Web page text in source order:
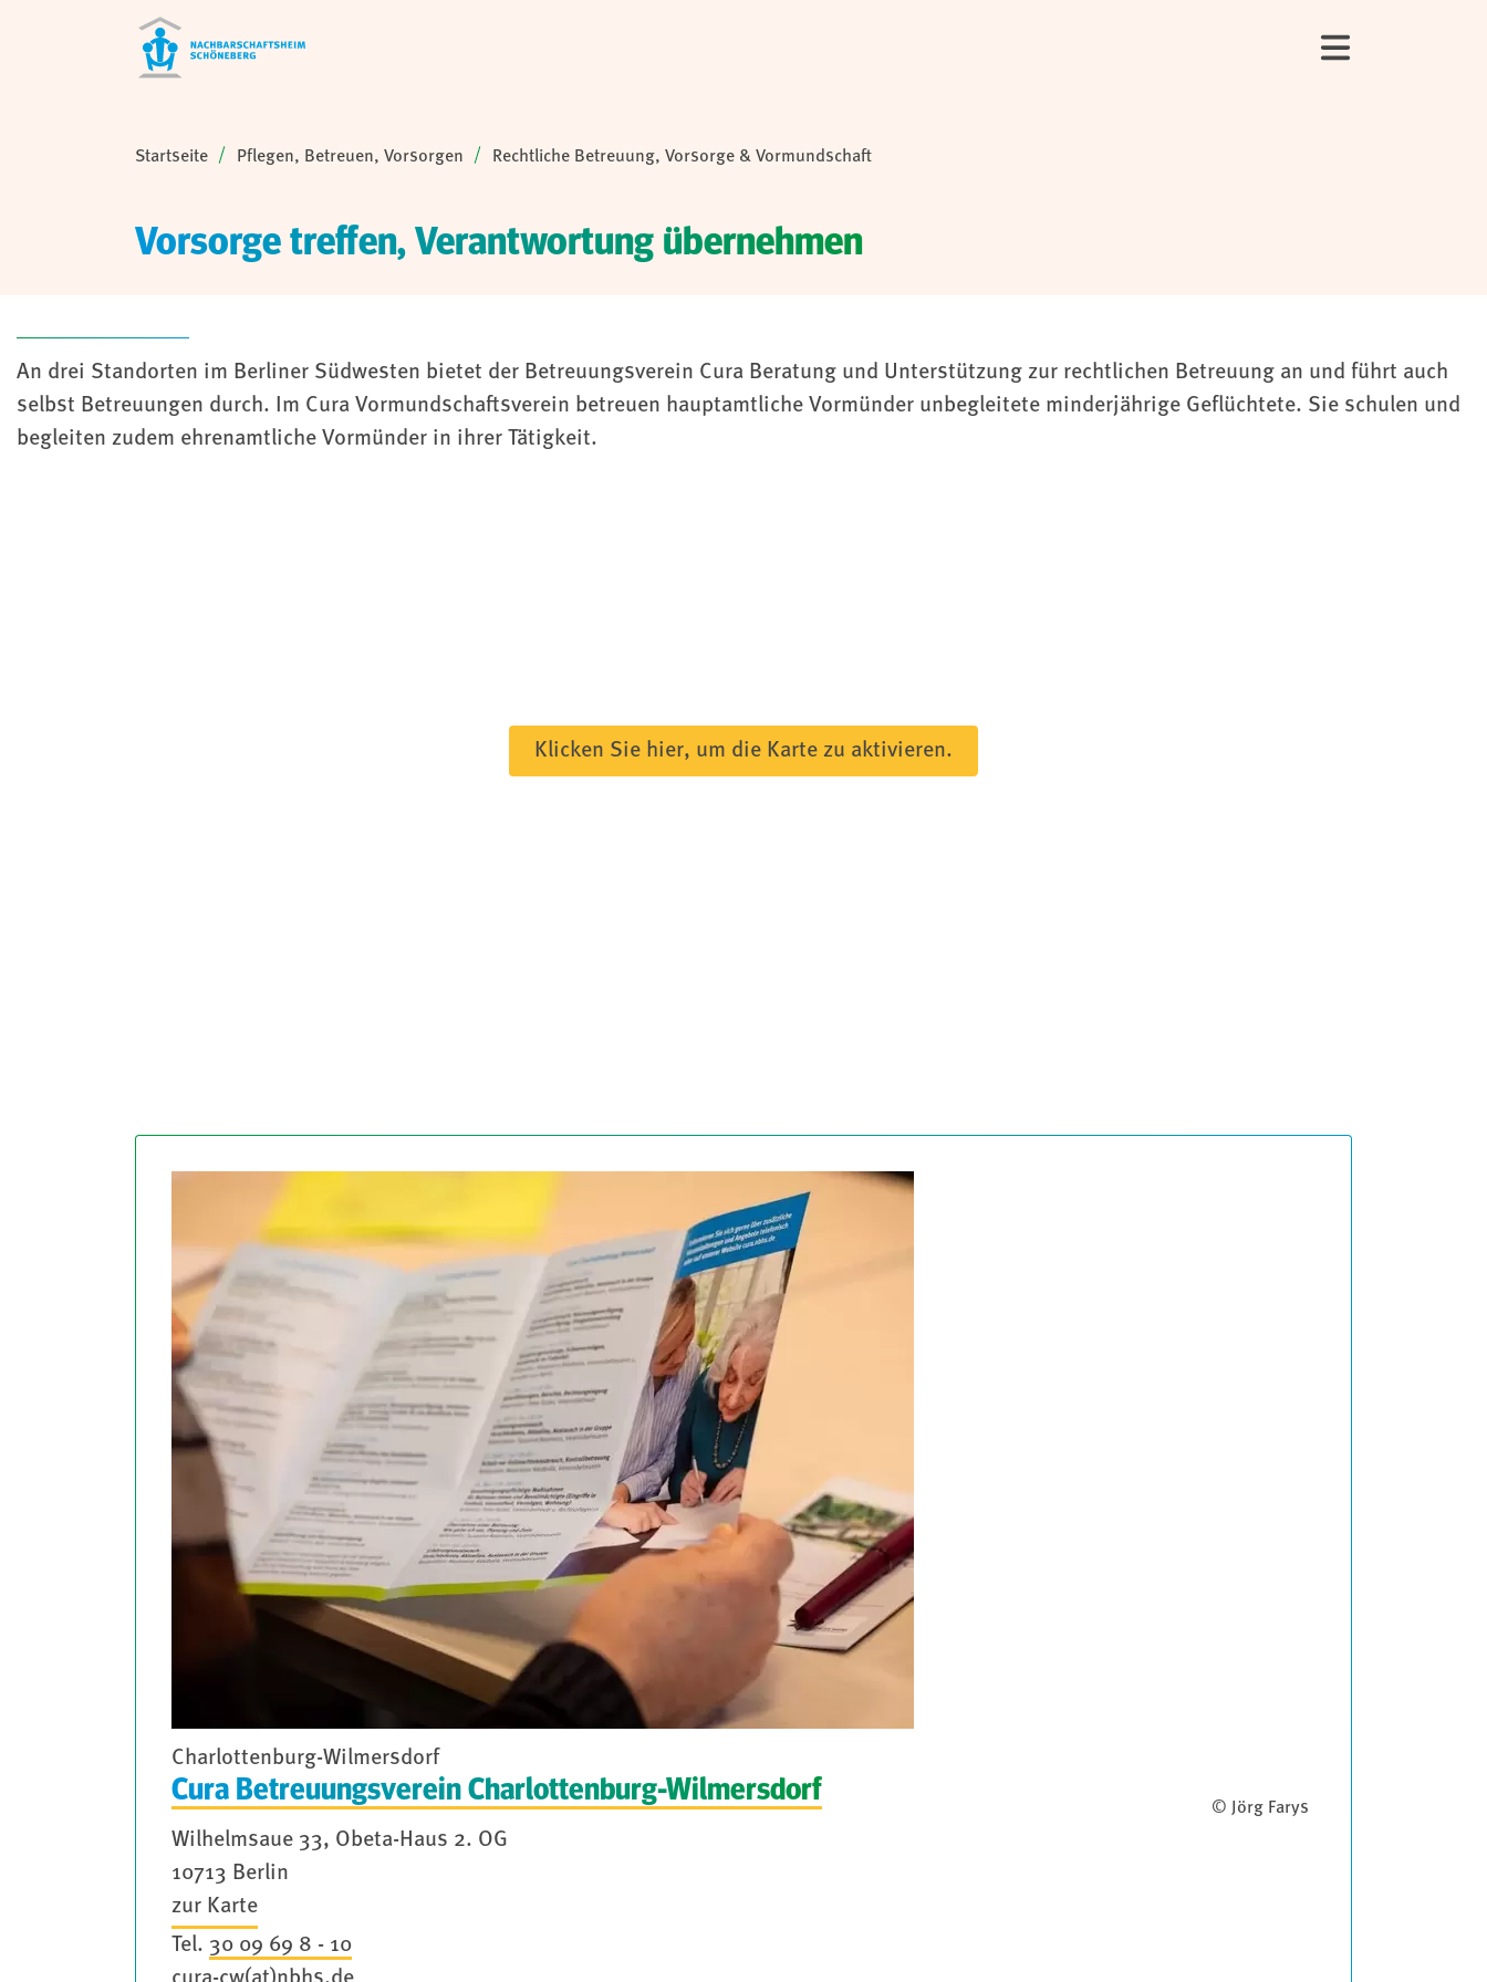
Sie sind hier:
Startseite Pflegen, Betreuen, Vorsorgen Rechtliche Betreuung, Vorsorge & Vormundschaft
Vorsorge treffen, Verantwortung übernehmen
An drei Standorten im Berliner Südwesten bietet der Betreuungsverein Cura Beratung und Unterstützung zur rechtlichen Betreuung an und führt auch
selbst Betreuungen durch. Im Cura Vormundschaftsverein betreuen hauptamtliche Vormünder unbegleitete minderjährige Geflüchtete. Sie schulen und
begleiten zudem ehrenamtliche Vormünder in ihrer Tätigkeit.
Klicken Sie hier, um die Karte zu aktivieren.
© Jörg Farys
Charlottenburg-Wilmersdorf
Cura Betreuungsverein Charlottenburg-Wilmersdorf
Wilhelmsaue 33, Obeta-Haus 2. OG
10713 Berlin
zur Karte
Tel. 30 09 69 8 - 10